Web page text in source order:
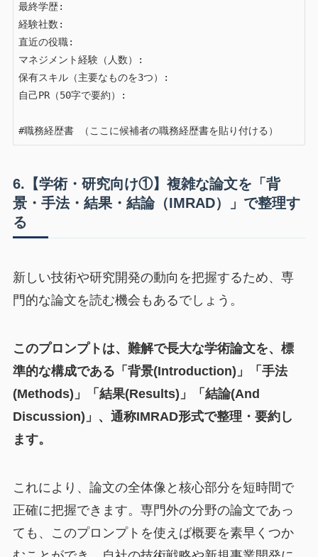
最終学歴:
経験社数:
直近の役職:
マネジメント経験（人数）:
保有スキル（主要なものを3つ）:
自己PR（50字で要約）:
#職務経歴書 （ここに候補者の職務経歴書を貼り付ける）
6.【学術・研究向け①】複雑な論文を「背
景・手法・結果・結論（IMRAD）」で整理す
る
新しい技術や研究開発の動向を把握するため、専
門的な論文を読む機会もあるでしょう。
このプロンプトは、難解で長大な学術論文を、標
準的な構成である「背景(Introduction)」「手法
(Methods)」「結果(Results)」「結論(And
Discussion)」、通称IMRAD形式で整理・要約し
ます。
これにより、論文の全体像と核心部分を短時間で
正確に把握できます。専門外の分野の論文であっ
ても、このプロンプトを使えば概要を素早くつか